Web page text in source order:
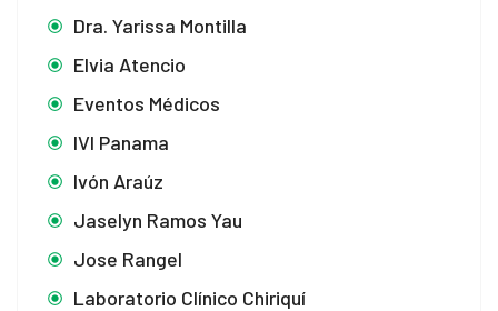
Dra. Yarissa Montilla
Elvia Atencio
Eventos Médicos
IVI Panama
Ivón Araúz
Jaselyn Ramos Yau
Jose Rangel
Laboratorio Clínico Chiriquí